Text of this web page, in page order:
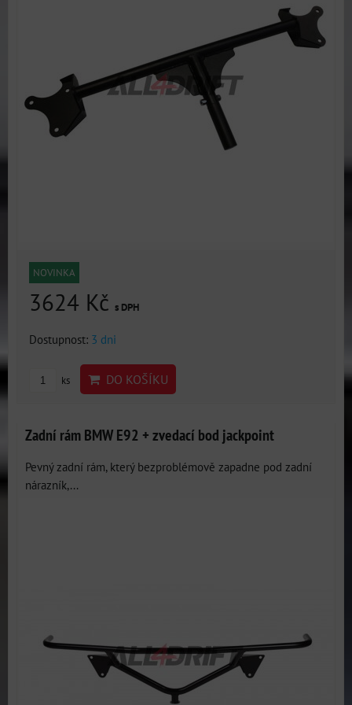
NOVINKA
3624 Kč s DPH
Dostupnost: 3 dni
ks DO KOŠÍKU
Zadní rám BMW E92 + zvedací bod jackpoint
Pevný zadní rám, který bezproblémově zapadne pod zadní
nárazník,...